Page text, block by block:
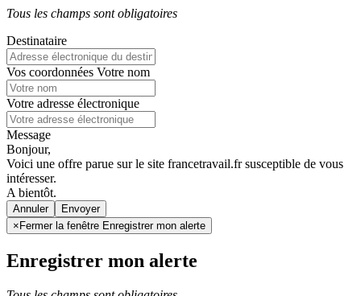
Tous les champs sont obligatoires
Destinataire
Vos coordonnées Votre nom
Votre adresse électronique
Message
Bonjour,
Voici une offre parue sur le site francetravail.fr susceptible de vous
intéresser.
A bientôt.
Annuler
× Fermer la fenêtre Enregistrer mon alerte
Enregistrer mon alerte